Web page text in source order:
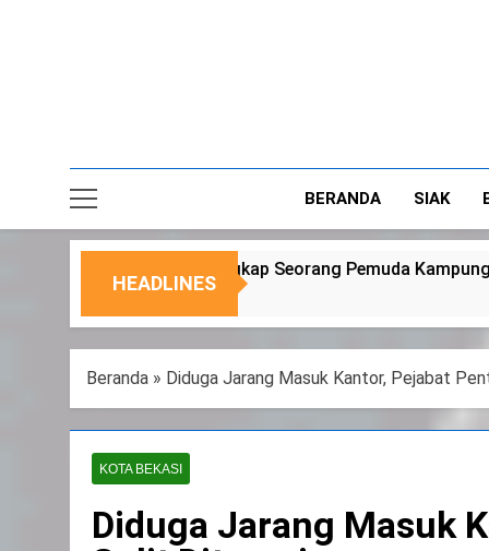
BERANDA SIAK
HEADLINES
Seorang Pemuda Kampung Temusai
Beranda » Diduga Jarang Masuk Kantor, Pejabat
KOTA BEKASI
Diduga Jarang Masuk